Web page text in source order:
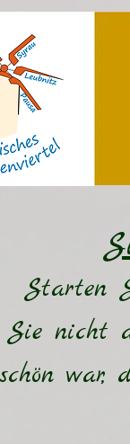
Starten
Sie nicht